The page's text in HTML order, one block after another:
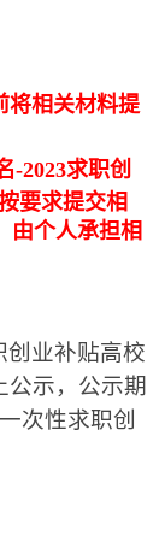
将相关材料提
-2023求职创
要求提交相
由个人承担相
创业补贴高校
公示，公示期
次性求职创